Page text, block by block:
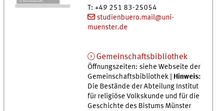
T: +49 251 83-25054
studienbuero.mail@uni-
muenster.de
Gemeinschaftsbibliothek
Öffnungszeiten: siehe Webseite der
Gemeinschaftsbibliothek |
Hinweis:
Die Bestände der Abteilung Institut
für religiöse Volkskunde und für die
Geschichte des Bistums Münster